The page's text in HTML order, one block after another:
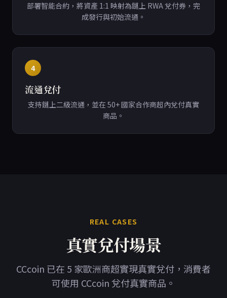
部署智能合約，將資產 1:1 映射為鏈上 RWA 兌付券，完
成發行與初始流通。
4
流通兌付
支持鏈上二級流通，並在 50+ 國家合作商超內兌付真實
商品。
REAL CASES
真實兌付場景
CCcoin 已在 5 家歐洲商超實現真實兌付，消費者
可使用 CCcoin 兌付真實商品。